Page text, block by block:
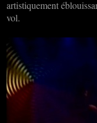
artistiquement
vol.